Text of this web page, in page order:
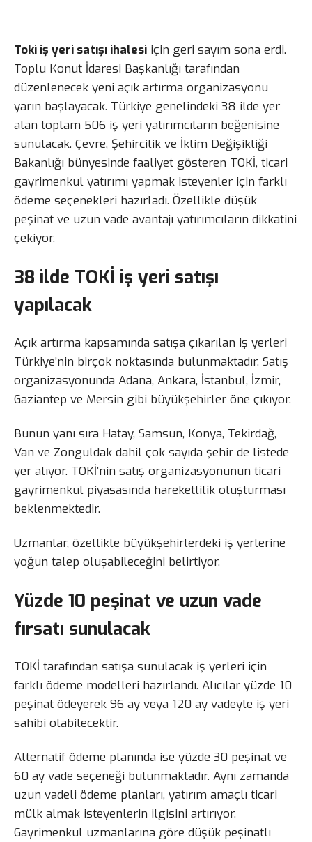
Toki iş yeri satışı ihalesi için geri sayım sona erdi.
Toplu Konut İdaresi Başkanlığı tarafından
düzenlenecek yeni açık artırma organizasyonu
yarın başlayacak. Türkiye genelindeki 38 ilde yer
alan toplam 506 iş yeri yatırımcıların beğenisine
sunulacak. Çevre, Şehircilik ve İklim Değişikliği
Bakanlığı bünyesinde faaliyet gösteren TOKİ, ticari
gayrimenkul yatırımı yapmak isteyenler için farklı
ödeme seçenekleri hazırladı. Özellikle düşük
peşinat ve uzun vade avantajı yatırımcıların dikkatini
çekiyor.
38 ilde TOKİ iş yeri satışı
yapılacak
Açık artırma kapsamında satışa çıkarılan iş yerleri
Türkiye’nin birçok noktasında bulunmaktadır. Satış
organizasyonunda Adana, Ankara, İstanbul, İzmir,
Gaziantep ve Mersin gibi büyükşehirler öne çıkıyor.
Bunun yanı sıra Hatay, Samsun, Konya, Tekirdağ,
Van ve Zonguldak dahil çok sayıda şehir de listede
yer alıyor. TOKİ’nin satış organizasyonunun ticari
gayrimenkul piyasasında hareketlilik oluşturması
beklenmektedir.
Uzmanlar, özellikle büyükşehirlerdeki iş yerlerine
yoğun talep oluşabileceğini belirtiyor.
Yüzde 10 peşinat ve uzun vade
fırsatı sunulacak
TOKİ tarafından satışa sunulacak iş yerleri için
farklı ödeme modelleri hazırlandı. Alıcılar yüzde 10
peşinat ödeyerek 96 ay veya 120 ay vadeyle iş yeri
sahibi olabilecektir.
Alternatif ödeme planında ise yüzde 30 peşinat ve
60 ay vade seçeneği bulunmaktadır. Aynı zamanda
uzun vadeli ödeme planları, yatırım amaçlı ticari
mülk almak isteyenlerin ilgisini artırıyor.
Gayrimenkul uzmanlarına göre düşük peşinatlı